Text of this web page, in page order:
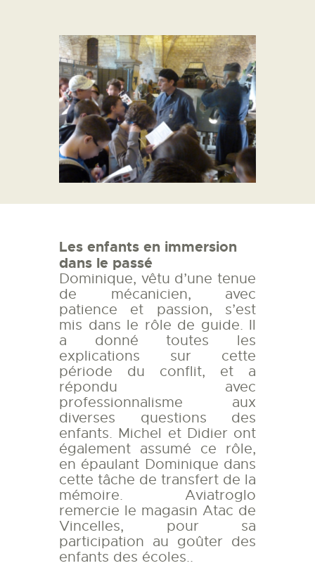
Les enfants en immersion
dans le passé
Dominique, vêtu d’une tenue
de mécanicien, avec
patience et passion, s’est
mis dans le rôle de guide. Il
a donné toutes les
explications sur cette
période du conflit, et a
répondu avec
professionnalisme aux
diverses questions des
enfants. Michel et Didier ont
également assumé ce rôle,
en épaulant Dominique dans
cette tâche de transfert de la
mémoire. Aviatroglo
remercie le magasin Atac de
Vincelles, pour sa
participation au goûter des
enfants des écoles..